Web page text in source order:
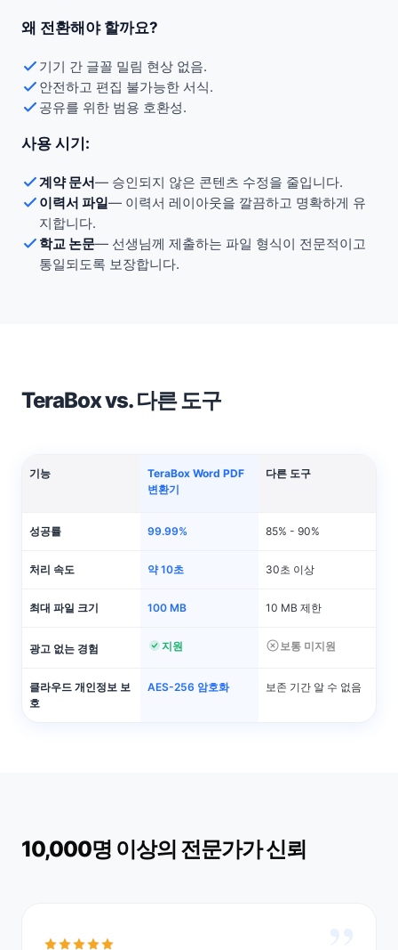
왜 전환해야 할까요?
기기 간 글꼴 밀림 현상 없음.
안전하고 편집 불가능한 서식.
공유를 위한 범용 호환성.
사용 시기:
계약 문서— 승인되지 않은 콘텐츠 수정을 줄입니다.
이력서 파일— 이력서 레이아웃을 깔끔하고 명확하게 유
지합니다.
학교 논문— 선생님께 제출하는 파일 형식이 전문적이고
통일되도록 보장합니다.
TeraBox vs. 다른 도구
기능
TeraBox Word PDF
변환기
다른 도구
성공률 99.99% 85% - 90%
처리 속도 약 10초 30초 이상
최대 파일 크기 100 MB 10 MB 제한
광고 없는 경험 지원 보통 미지원
클라우드 개인정보 보
호
AES-256 암호화 보존 기간 알 수 없음
10,000명 이상의 전문가가 신뢰